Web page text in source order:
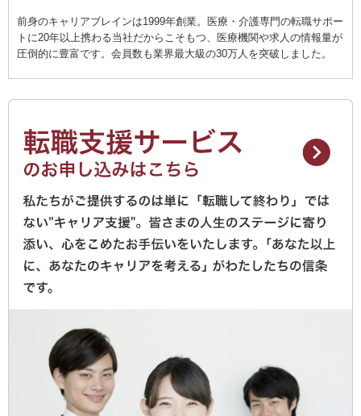
前身のキャリアブレインは1999年創業。医療・介護専門の転職サポー
トに20年以上携わる当社だからこそもつ、医療機関や求人の情報量が
圧倒的に豊富です。会員数も業界最大級の30万人を突破しました。